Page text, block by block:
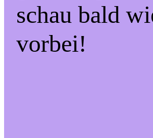
schau bald
vorbei!